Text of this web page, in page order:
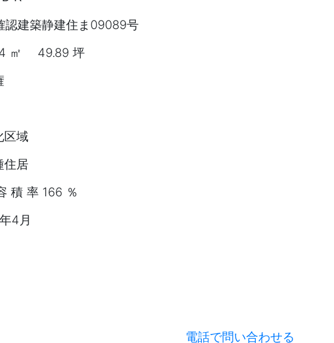
建築静建住ま09089号
㎡ 49.89 坪
域
居
積 率 166 ％
4月
電話で問い合わせる